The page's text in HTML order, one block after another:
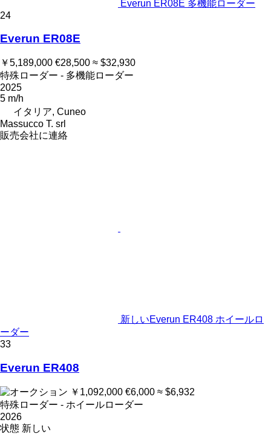
Everun ER08E 多機能ローダー
24
Everun ER08E
￥5,189,000 €28,500 ≈ $32,930
特殊ローダー - 多機能ローダー
2025
5 m/h
イタリア, Cuneo
Massucco T. srl
販売会社に連絡
新しいEverun ER408 ホイールロ
ーダー
33
Everun ER408
￥1,092,000 €6,000 ≈ $6,932
特殊ローダー - ホイールローダー
2026
状態 新しい